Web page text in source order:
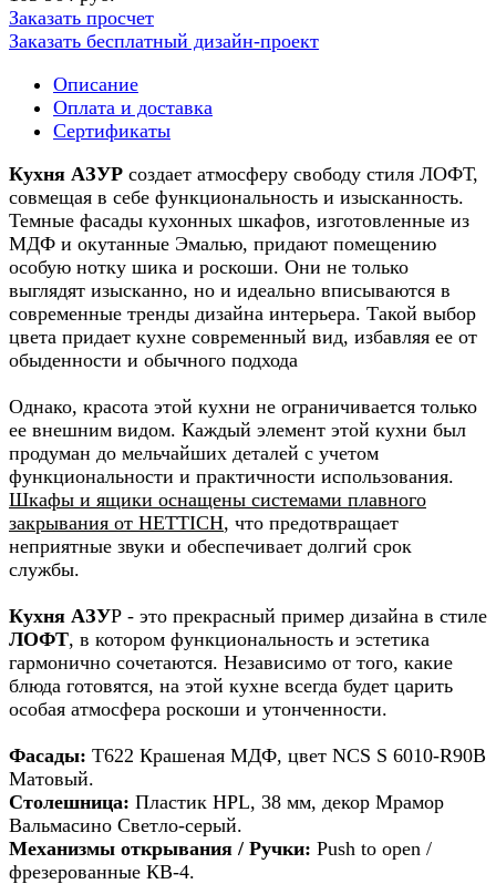
Заказать просчет
Заказать бесплатный дизайн-проект
Описание
Оплата и доставка
Сертификаты
Кухня АЗУР создает атмосферу свободу стиля ЛОФТ,
совмещая в себе функциональность и изысканность.
Темные фасады кухонных шкафов, изготовленные из
МДФ и окутанные Эмалью, придают помещению
особую нотку шика и роскоши. Они не только
выглядят изысканно, но и идеально вписываются в
современные тренды дизайна интерьера. Такой выбор
цвета придает кухне современный вид, избавляя ее от
обыденности и обычного подхода
Однако, красота этой кухни не ограничивается только
ее внешним видом. Каждый элемент этой кухни был
продуман до мельчайших деталей с учетом
функциональности и практичности использования.
Шкафы и ящики оснащены системами плавного
закрывания от HETTICH, что предотвращает
неприятные звуки и обеспечивает долгий срок
службы.
Кухня АЗУР - это прекрасный пример дизайна в стиле
ЛОФТ, в котором функциональность и эстетика
гармонично сочетаются. Независимо от того, какие
блюда готовятся, на этой кухне всегда будет царить
особая атмосфера роскоши и утонченности.
Фасады: Т622 Крашеная МДФ, цвет NCS S 6010-R90B
Матовый.
Столешница: Пластик HPL, 38 мм, декор Мрамор
Вальмасино Светло-серый.
Механизмы открывания / Ручки: Push to open /
фрезерованные КВ-4.